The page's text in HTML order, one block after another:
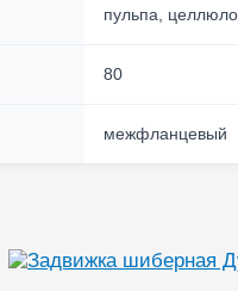
пульпа,
80
межфланцевый